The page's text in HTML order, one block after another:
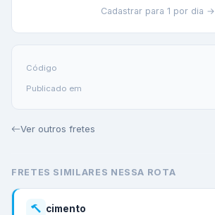
Cadastrar para 1 por dia →
Código
Publicado em
Ver outros fretes
FRETES SIMILARES NESSA ROTA
cimento